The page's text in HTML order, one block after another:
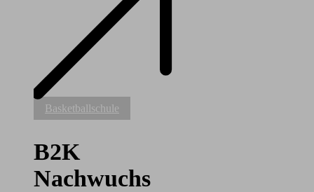
B2K
Nachwuchs
Basketballschule
B2K
Nachwuchs